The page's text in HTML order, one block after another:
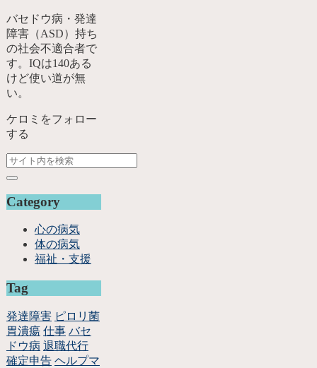
バセドウ病・発達
障害（ASD）持ち
の社会不適合者で
す。IQは140ある
けど使い道が無
い。
ケロミをフォロー
する
Category
心の病気
体の病気
福祉・支援
Tag
発達障害 ピロリ菌
胃潰瘍 仕事 バセ
ドウ病 退職代行
確定申告 ヘルプマ